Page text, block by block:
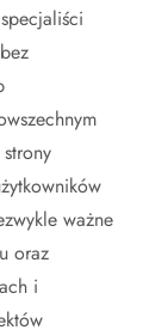
ważne
oraz
i